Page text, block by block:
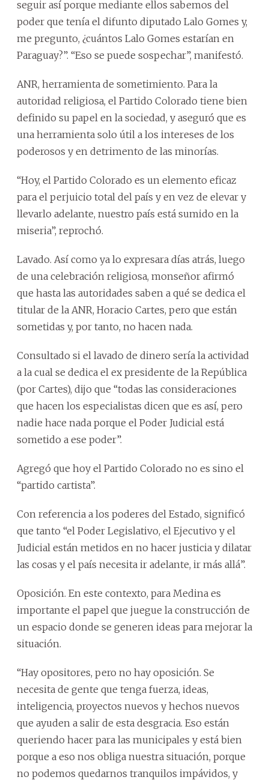
seguir así porque mediante ellos sabemos del
poder que tenía el difunto diputado Lalo Gomes y,
me pregunto, ¿cuántos Lalo Gomes estarían en
Paraguay?”. “Eso se puede sospechar”, manifestó.
ANR, herramienta de sometimiento. Para la
autoridad religiosa, el Partido Colorado tiene bien
definido su papel en la sociedad, y aseguró que es
una herramienta solo útil a los intereses de los
poderosos y en detrimento de las minorías.
“Hoy, el Partido Colorado es un elemento eficaz
para el perjuicio total del país y en vez de elevar y
llevarlo adelante, nuestro país está sumido en la
miseria”, reprochó.
Lavado. Así como ya lo expresara días atrás, luego
de una celebración religiosa, monseñor afirmó
que hasta las autoridades saben a qué se dedica el
titular de la ANR, Horacio Cartes, pero que están
sometidas y, por tanto, no hacen nada.
Consultado si el lavado de dinero sería la actividad
a la cual se dedica el ex presidente de la República
(por Cartes), dijo que “todas las consideraciones
que hacen los especialistas dicen que es así, pero
nadie hace nada porque el Poder Judicial está
sometido a ese poder”.
Agregó que hoy el Partido Colorado no es sino el
“partido cartista”.
Con referencia a los poderes del Estado, significó
que tanto “el Poder Legislativo, el Ejecutivo y el
Judicial están metidos en no hacer justicia y dilatar
las cosas y el país necesita ir adelante, ir más allá”.
Oposición. En este contexto, para Medina es
importante el papel que juegue la construcción de
un espacio donde se generen ideas para mejorar la
situación.
“Hay opositores, pero no hay oposición. Se
necesita de gente que tenga fuerza, ideas,
inteligencia, proyectos nuevos y hechos nuevos
que ayuden a salir de esta desgracia. Eso están
queriendo hacer para las municipales y está bien
porque a eso nos obliga nuestra situación, porque
no podemos quedarnos tranquilos impávidos, y